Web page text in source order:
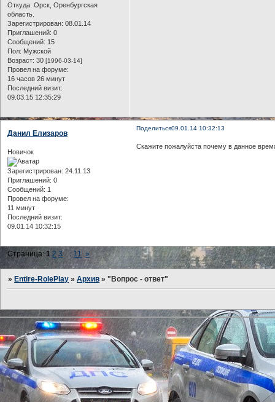
Откуда: Орск, Оренбургская
область.
Зарегистрирован: 08.01.14
Приглашений: 0
Сообщений: 15
Пол: Мужской
Возраст: 30 [1996-03-14]
Провел на форуме:
16 часов 26 минут
Последний визит:
09.03.15 12:35:29
Поделиться09.01.14 10:32:13
Данил Елизаров
Новичок
Зарегистрирован: 24.11.13
Приглашений: 0
Сообщений: 1
Провел на форуме:
11 минут
Последний визит:
09.01.14 10:32:15
Скажите пожалуйста почему в данное
Страница:1 2 3 … 11 »
» Entire-RolePlay »Архив »"Вопрос - ответ"